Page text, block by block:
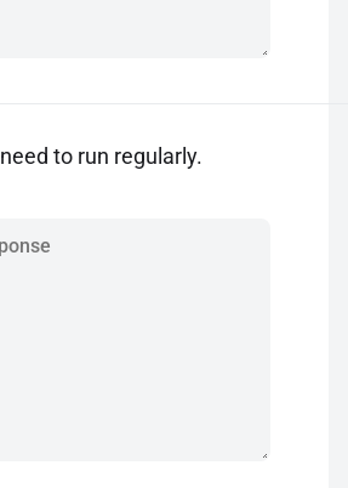
need to run regularly.